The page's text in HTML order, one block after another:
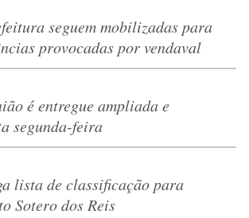
seguem mobilizadas para
provocadas por vendaval
é entregue ampliada e
segunda-feira
lista de classificação para
Sotero dos Reis